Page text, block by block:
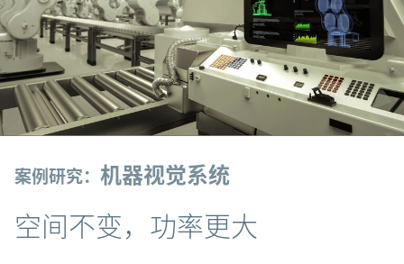
案例研究： 机器视觉系统
空间不变，功率更大